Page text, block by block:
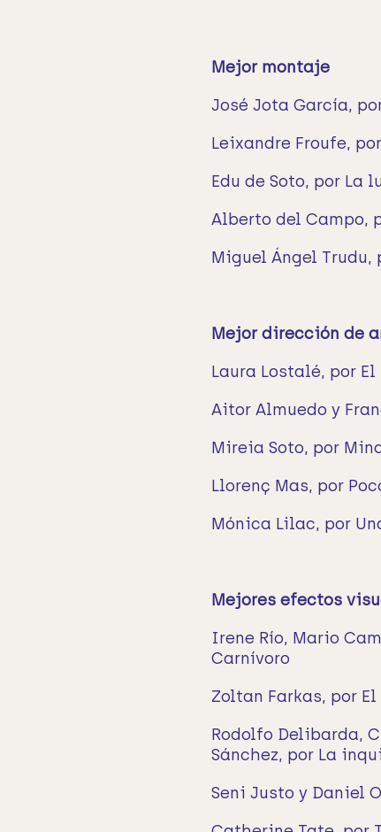
Mejor montaje
José Jota García,
Leixandre Froufe,
Edu de Soto, por La
Alberto del Campo,
Miguel Ángel Trudu,
Mejor dirección de
Laura Lostalé, por
Aitor Almuedo y
Mireia Soto, por
Llorenç Mas, por
Mónica Lilac, por
Mejores efectos
Irene Río, Mario
Carnívoro
Zoltan Farkas, por
Rodolfo Delibarda,
Sánchez, por La
Seni Justo y Daniel